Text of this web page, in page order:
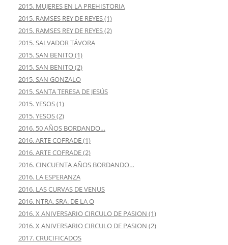
2015. MUJERES EN LA PREHISTORIA
2015. RAMSES REY DE REYES (1)
2015. RAMSES REY DE REYES (2)
2015. SALVADOR TÁVORA
2015. SAN BENITO (1)
2015. SAN BENITO (2)
2015. SAN GONZALO
2015. SANTA TERESA DE JESÚS
2015. YESOS (1)
2015. YESOS (2)
2016. 50 AÑOS BORDANDO…
2016. ARTE COFRADE (1)
2016. ARTE COFRADE (2)
2016. CINCUENTA AÑOS BORDANDO…
2016. LA ESPERANZA
2016. LAS CURVAS DE VENUS
2016. NTRA. SRA. DE LA O
2016. X ANIVERSARIO CIRCULO DE PASION (1)
2016. X ANIVERSARIO CIRCULO DE PASION (2)
2017. CRUCIFICADOS